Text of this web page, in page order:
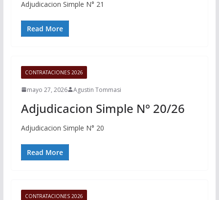
Adjudicacion Simple N° 21
Read More
CONTRATACIONES 2026
mayo 27, 2026 Agustin Tommasi
Adjudicacion Simple N° 20/26
Adjudicacion Simple N° 20
Read More
CONTRATACIONES 2026